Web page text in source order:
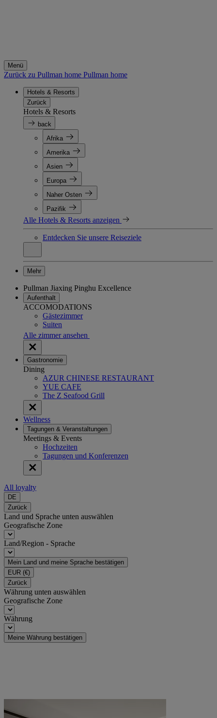
Menü
Zurück zu Pullman home Pullman home
Hotels & Resorts
Zurück
Hotels & Resorts
back
Afrika
Amerika
Asien
Europa
Naher Osten
Pazifik
Alle Hotels & Resorts anzeigen
Entdecken Sie unsere Reiseziele
Mehr
Pullman Jiaxing Pinghu Excellence
Aufenthalt
ACCOMODATIONS
Gästezimmer
Suiten
Alle zimmer ansehen
Gastronomie
Dining
AZUR CHINESE RESTAURANT
YUE CAFE
The Z Seafood Grill
Wellness
Tagungen & Veranstaltungen
Meetings & Events
Hochzeiten
Tagungen und Konferenzen
All loyalty
DE
Zurück
Land und Sprache unten auswählen
Geografische Zone
Land/Region - Sprache
Mein Land und meine Sprache bestätigen
EUR (€)
Zurück
Währung unten auswählen
Geografische Zone
Währung
Meine Währung bestätigen